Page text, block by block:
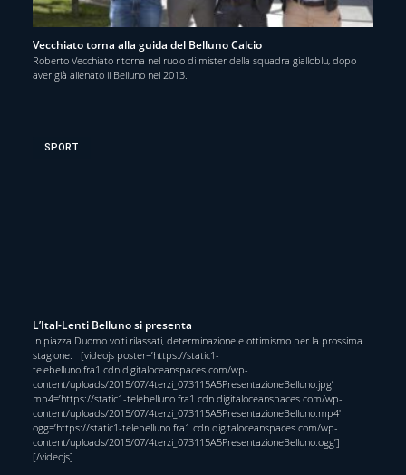
Vecchiato torna alla guida del Belluno Calcio
Roberto Vecchiato ritorna nel ruolo di mister della squadra gialloblu, dopo
aver già allenato il Belluno nel 2013.
SPORT
L’Ital-Lenti Belluno si presenta
In piazza Duomo volti rilassati, determinazione e ottimismo per la prossima
stagione. [videojs poster=’https://static1-
telebelluno.fra1.cdn.digitaloceanspaces.com/wp-
content/uploads/2015/07/4terzi_073115A5PresentazioneBelluno.jpg’
mp4=’https://static1-telebelluno.fra1.cdn.digitaloceanspaces.com/wp-
content/uploads/2015/07/4terzi_073115A5PresentazioneBelluno.mp4′
ogg=’https://static1-telebelluno.fra1.cdn.digitaloceanspaces.com/wp-
content/uploads/2015/07/4terzi_073115A5PresentazioneBelluno.ogg’]
[/videojs]